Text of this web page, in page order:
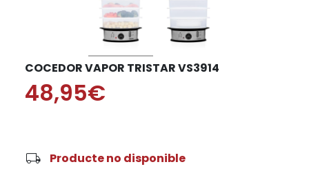
COCEDOR VAPOR TRISTAR VS3914
48,95€
local_shipping Producte no disponible